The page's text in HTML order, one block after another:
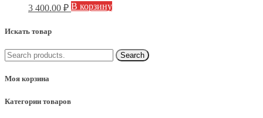
3 400.00 ₽ В корзину
Искать товар
Моя корзина
Категории товаров